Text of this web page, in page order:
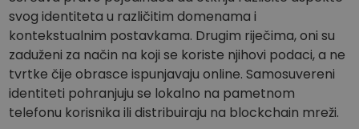
svog identiteta u različitim domenama i
kontekstualnim postavkama. Drugim riječima, oni su
zaduženi za način na koji se koriste njihovi podaci, a ne
tvrtke čije obrasce ispunjavaju online. Samosuvereni
identiteti pohranjuju se lokalno na pametnom
telefonu korisnika ili distribuiraju na blockchain mreži.